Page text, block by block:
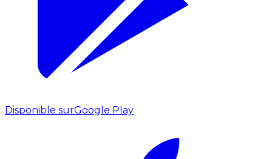
Disponible surGoogle Play